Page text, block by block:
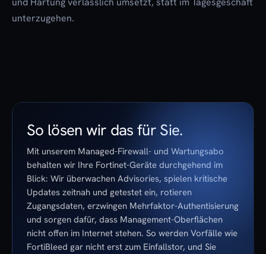
unterzugehen.
So lösen wir das für Sie.
Mit unserem Managed-Firewall- und Wartungsabo
behalten wir Ihre Fortinet-Geräte durchgehend im
Blick: Wir überwachen Advisories, spielen kritische
Updates zeitnah und getestet ein, rotieren
Zugangsdaten, erzwingen Mehrfaktor-Authentisierung
und sorgen dafür, dass Management-Oberflächen
nicht offen im Internet stehen. So werden Vorfälle wie
FortiBleed gar nicht erst zum Einfallstor, und Sie